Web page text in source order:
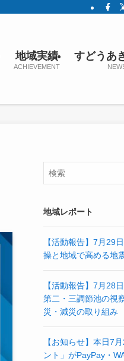
地域実績
ACHIEVEMENT
すどうあ
地域レポート
【活動報告】7月29
操と地域で高める地
【活動報告】7月28
第二・三調節池の視
災・減災の取り組み
【お知らせ】本日7
ント」がPayPay・